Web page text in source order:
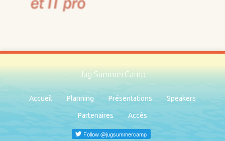
Jug SummerCamp
Accueil Planning Présentations Speakers
Partenaires Accès